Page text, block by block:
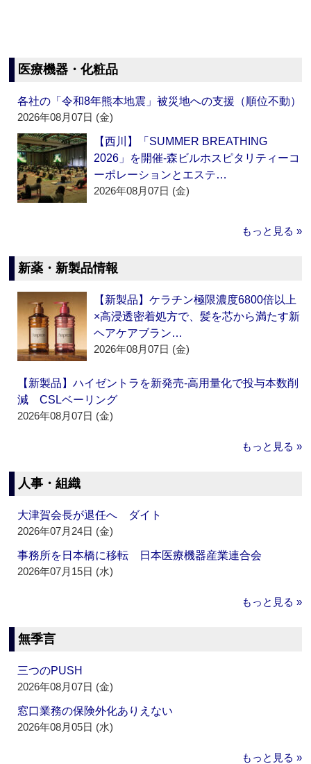
医療機器・化粧品
各社の「令和8年熊本地震」被災地への支援（順位不動）
2026年08月07日 (金)
【西川】「SUMMER BREATHING
2026」を開催‐森ビルホスピタリティーコ
ーポレーションとエステ…
2026年08月07日 (金)
もっと見る »
新薬・新製品情報
【新製品】ケラチン極限濃度6800倍以上
×高浸透密着処方で、髪を芯から満たす新
ヘアケアブラン…
2026年08月07日 (金)
【新製品】ハイゼントラを新発売‐高用量化で投与本数削
減 CSLベーリング
2026年08月07日 (金)
もっと見る »
人事・組織
大津賀会長が退任へ ダイト
2026年07月24日 (金)
事務所を日本橋に移転 日本医療機器産業連合会
2026年07月15日 (水)
もっと見る »
無季言
三つのPUSH
2026年08月07日 (金)
窓口業務の保険外化ありえない
2026年08月05日 (水)
もっと見る »